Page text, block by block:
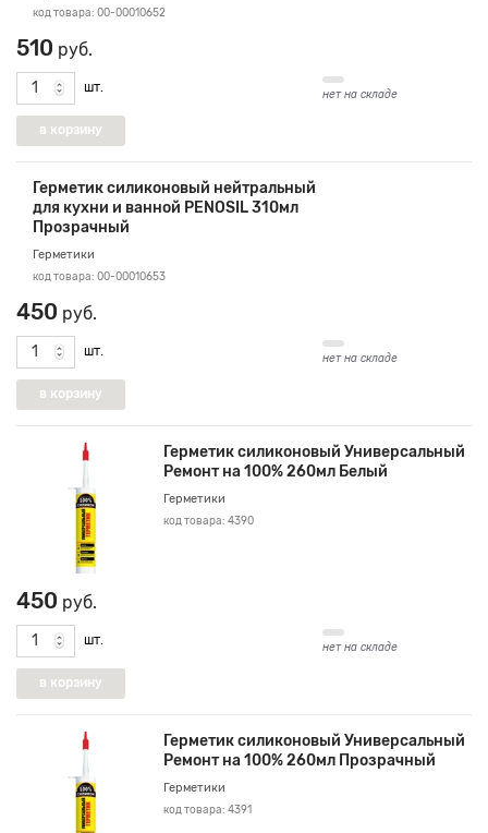
код товара: 00-00010652
510 руб.
шт. нет на складе
Герметик силиконовый нейтральный
для кухни и ванной PENOSIL 310мл
Прозрачный
Герметики
код товара: 00-00010653
450 руб.
шт. нет на складе
Герметик силиконовый Универсальный
Ремонт на 100% 260мл Белый
Герметики
код товара: 4390
450 руб.
шт. нет на складе
Герметик силиконовый Универсальный
Ремонт на 100% 260мл Прозрачный
Герметики
код товара: 4391